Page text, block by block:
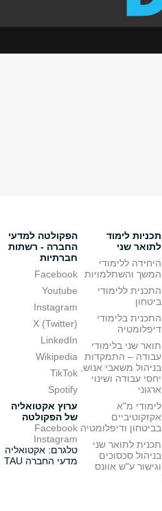
תכניות לימוד
לתואר שני
היחידה ללימודי
המשך והשתלמויות
התכנית ללימודי
ביטחון
התכנית בלימודי
דיפלומטיה
תואר שני בלימודי
עבודה – התמקדות
בניהול משאבי אנוש,
יחסי עבודה ושינוי
ארגוני
לימודי מ"א
אקזקוטיביים
בביטחון ודיפלומטיה
תכנית לתואר שני
בניהול סכסוכים
וגישור ע"ש אוונס
הפקולטה למדעי
החברה - רשתות
חברתיות
Facebook
Youtube
Instagram
X (Twitter)
LinkedIn
Wikipedia
TikTok
Spotify
ערוץ אקטואליה
של הפקולטה
Facebook
Instagram
טלגרם: אקטואליה
מדעי החברה TAU